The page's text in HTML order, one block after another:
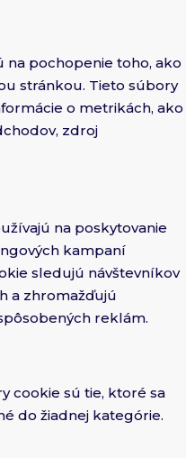
na pochopenie toho, ako
stránkou. Tieto súbory
o metrikách, ako
zdroj
na poskytovanie
kampaní
sledujú návštevníkov
a zhromažďujú
reklám.
cookie sú tie, ktoré sa
do žiadnej kategórie.